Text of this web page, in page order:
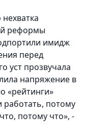
реформы
имидж
перед
уст прозвучала
напряжение в
«рейтинги»
работать, потому
потому что», -